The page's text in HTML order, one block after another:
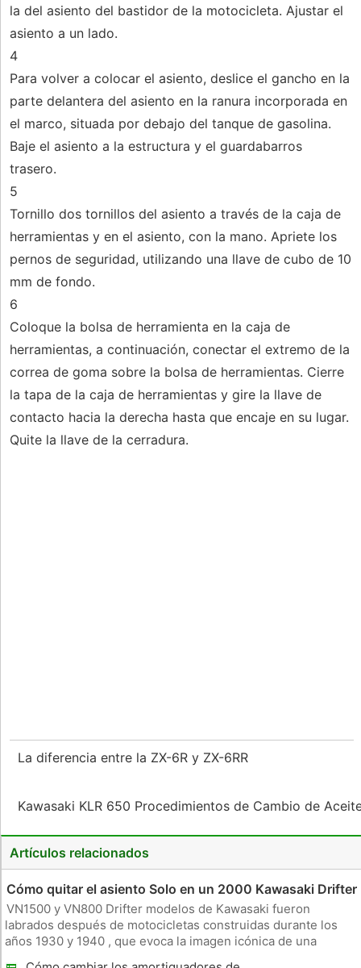
la del asiento del bastidor de la motocicleta. Ajustar el
asiento a un lado.
4
Para volver a colocar el asiento, deslice el gancho en la
parte delantera del asiento en la ranura incorporada en
el marco, situada por debajo del tanque de gasolina.
Baje el asiento a la estructura y el guardabarros
trasero.
5
Tornillo dos tornillos del asiento a través de la caja de
herramientas y en el asiento, con la mano. Apriete los
pernos de seguridad, utilizando una llave de cubo de 10
mm de fondo.
6
Coloque la bolsa de herramienta en la caja de
herramientas, a continuación, conectar el extremo de la
correa de goma sobre la bolsa de herramientas. Cierre
la tapa de la caja de herramientas y gire la llave de
contacto hacia la derecha hasta que encaje en su lugar.
Quite la llave de la cerradura.
La diferencia entre la ZX-6R y ZX-6RR
Kawasaki KLR 650 Procedimientos de Cambio de
Artículos relacionados
Cómo quitar el asiento Solo en un 2000 Kawasaki Drifter
VN1500 y VN800 Drifter modelos de Kawasaki fueron
labrados después de motocicletas construidas durante los
años 1930 y 1940 , que evoca la imagen icónica de una